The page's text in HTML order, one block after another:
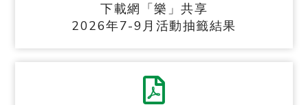
下載網「樂」共享
2026年7-9月活動抽籤結果